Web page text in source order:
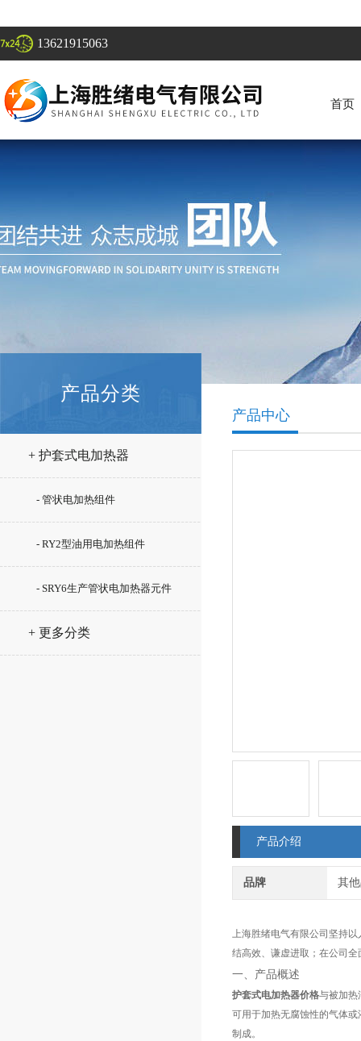
13621915063
首页
产品分类
+ 护套式电加热器
- 管状电加热组件
- RY2型油用电加热组件
- SRY6生产管状电加热器元件
+ 更多分类
产品中心
产品介绍
品牌 其
上海胜绪电气有限公司坚持
结高效、谦虚进取；在公司全
一、产品概述
护套式电加热器价格与被加热
可用于加热无腐蚀性的气体
制成。